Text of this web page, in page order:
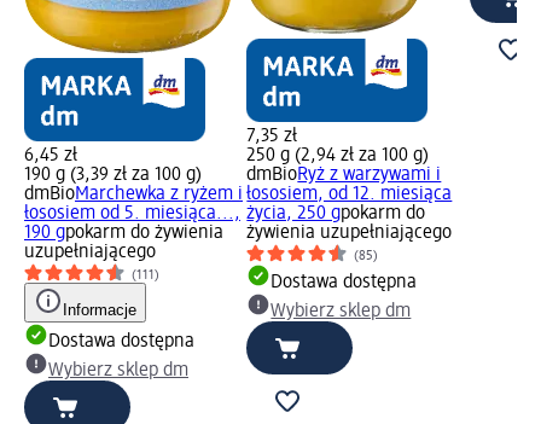
6,45 zł
190 g (3,39 zł za 100 g)
dmBioMarchewka z ryżem i
łososiem od 5. miesiąca...,
190 gpokarm do żywienia
uzupełniającego
(111)
Informacje
Dostawa dostępna
Wybierz sklep dm
7,35 zł
250 g (2,94 zł za 100 g)
dmBioRyż z warzywami i
łososiem, od 12. miesiąca
życia, 250 gpokarm do
żywienia uzupełniającego
(85)
Dostawa dostępna
Wybierz sklep dm